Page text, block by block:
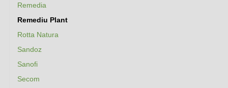
Remedia
Remediu Plant
Rotta Natura
Sandoz
Sanofi
Secom